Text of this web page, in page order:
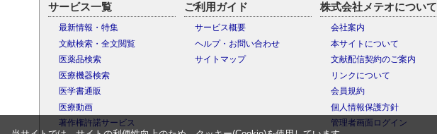
サービス一覧
最新情報・特集
文献検索・全文閲覧
医薬品検索
医療機器検索
医学書通販
医療動画
著作権許諾サービス
ご利用ガイド
サービス概要
ヘルプ・お問い合わせ
サイトマップ
株式会社メテオについて
会社案内
本サイトについて
文献配信契約のご案内
リンクについて
会員規約
個人情報保護方針
管理者画面ログイン